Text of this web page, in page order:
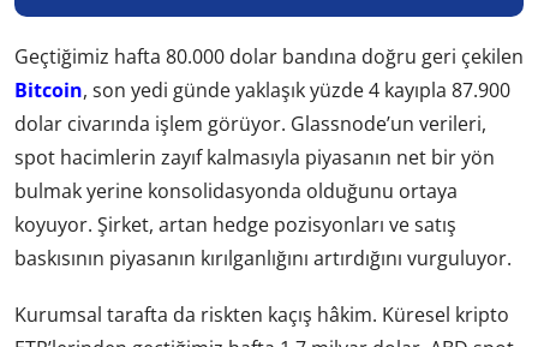
Geçtiğimiz hafta 80.000 dolar bandına doğru geri çekilen
Bitcoin, son yedi günde yaklaşık yüzde 4 kayıpla 87.900
dolar civarında işlem görüyor. Glassnode’un verileri,
spot hacimlerin zayıf kalmasıyla piyasanın net bir yön
bulmak yerine konsolidasyonda olduğunu ortaya
koyuyor. Şirket, artan hedge pozisyonları ve satış
baskısının piyasanın kırılganlığını artırdığını vurguluyor.
Kurumsal tarafta da riskten kaçış hâkim. Küresel kripto